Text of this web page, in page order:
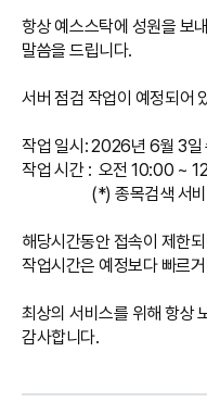
항상 예스스탁에 성원을 보
말씀을 드립니다.
서버 점검 작업이 예정되어
작업 일시: 2026년 6월 3일
작업 시간 :  오전 10:00 ~
(*) 종목검색 서비스
해당시간동안 접속이 제한되
작업시간은 예정보다 빠르
최상의 서비스를 위해 항상
감사합니다.